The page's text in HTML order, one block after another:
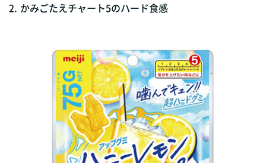
2. かみごたえチャート5のハード食感